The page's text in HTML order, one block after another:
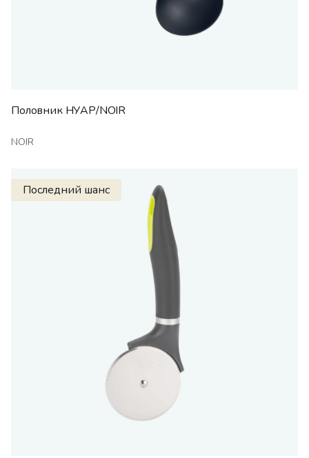
Половник НУАР/NOIR
NOIR
Последний шанс